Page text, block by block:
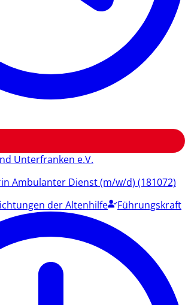
Unterfranken e.V.
Ambulanter Dienst (m/w/d) (181072)
der Altenhilfe Führungskraft